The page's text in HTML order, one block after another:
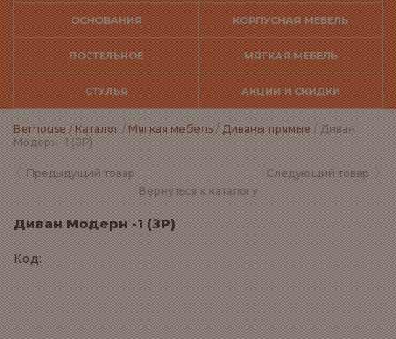
ОСНОВАНИЯ КОРПУСНАЯ МЕБЕЛЬ
ПОСТЕЛЬНОЕ МЯГКАЯ МЕБЕЛЬ
СТУЛЬЯ АКЦИИ И СКИДКИ
Berhouse/Каталог/Мягкая мебель/Диваны прямые/ Диван
Модерн -1 (ЗР)
Предыдущий товар
Следующий товар
Вернуться к каталогу
Диван Модерн -1 (ЗР)
Код: